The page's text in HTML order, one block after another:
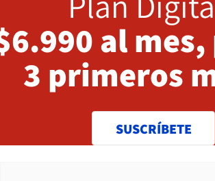
al
3 primeros
SUSCRÍBETE